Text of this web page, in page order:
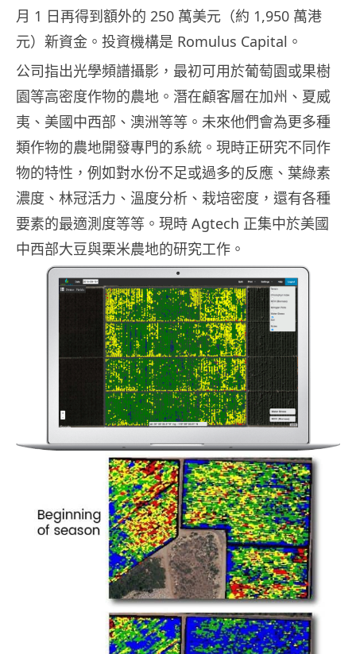
月 1 日再得到額外的 250 萬美元（約 1,950 萬港
元）新資金。投資機構是 Romulus Capital。
公司指出光學頻譜攝影，最初可用於葡萄園或果樹
園等高密度作物的農地。潛在顧客層在加州、夏威
夷、美國中西部、澳洲等等。未來他們會為更多種
類作物的農地開發專門的系統。現時正研究不同作
物的特性，例如對水份不足或過多的反應、葉綠素
濃度、林冠活力、溫度分析、栽培密度，還有各種
要素的最適測度等等。現時 Agtech 正集中於美國
中西部大豆與栗米農地的研究工作。